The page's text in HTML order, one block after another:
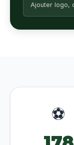
Ajouter logo,
⚽